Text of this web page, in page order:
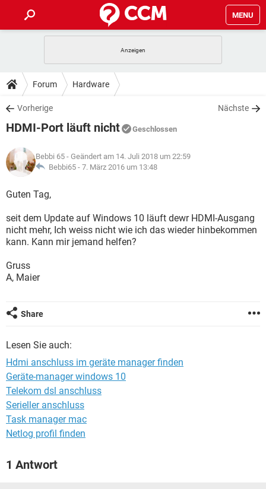
MENU
ANDROID
WINDOWS 10
WHATSAPP TIKTOK
FACEBOOK
TIPPS & TRICKS
SPIELE
WHATSAPP TIKTOK
DOWNLOADS
SPIELE STREAMING
ANDROID
WINDOWS 10 INSTAGRAM
WHATSAPP
SPIELE STREAMING
WINDOWS 10
WHATSAPP TIKTOK
FACEBOOK
LEXIKON
SPIELE
WINDOWS 10 INSTAGRAM
FACEBOOK
Forum Hardware
Vorherige Nächste
HDMI-Port läuft nicht Geschlossen
Bebbi 65 - Geändert am 14. Juli 2018 um 22:59
Bebbi65 - 7. März 2016 um 13:48
Guten Tag,
seit dem Update auf Windows 10 läuft dewr HDMI-Ausgang
nicht mehr, Ich weiss nicht wie ich das wieder hinbekommen
kann. Kann mir jemand helfen?
Gruss
A, Maier
Share
Lesen Sie auch:
Hdmi anschluss im geräte manager finden
Geräte-manager windows 10
Telekom dsl anschluss
Serieller anschluss
Task manager mac
Netlog profil finden
1 Antwort